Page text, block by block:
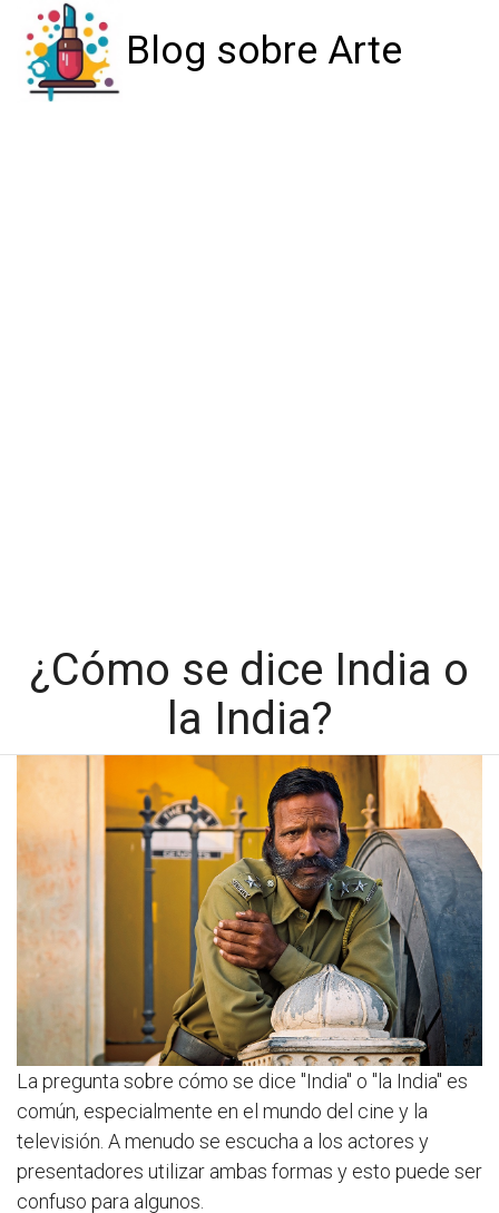
Blog sobre Arte
¿Cómo se dice India o
la India?
La pregunta sobre cómo se dice "India" o "la India" es
común, especialmente en el mundo del cine y la
televisión. A menudo se escucha a los actores y
presentadores utilizar ambas formas y esto puede ser
confuso para algunos.